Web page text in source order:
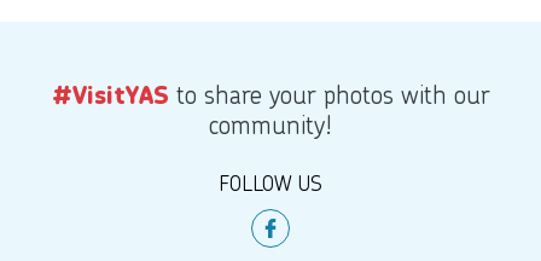
#VisitYAS to share your photos with our
community!
FOLLOW US